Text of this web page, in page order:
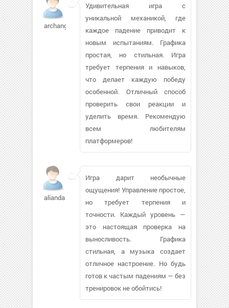
archangelf
Удивительная игра с
уникальной механикой, где
каждое падение приводит к
новым испытаниям. Графика
простая, но стильная. Игра
требует терпения и навыков,
что делает каждую победу
особенной. Отличный способ
проверить свои реакции и
уделить время. Рекомендую
всем любителям
платформеров!
alianda
Игра дарит необычные
ощущения! Управление простое,
но требует терпения и
точности. Каждый уровень —
это настоящая проверка на
выносливость. Графика
стильная, а музыка создает
отличное настроение. Но будь
готов к частым падениям — без
тренировок не обойтись!